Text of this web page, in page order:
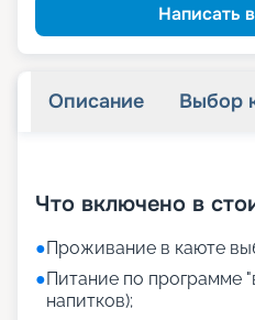
Написать
Описание Выбор
Что включено в
●Проживание в каюте
●Питание по программе
напитков);